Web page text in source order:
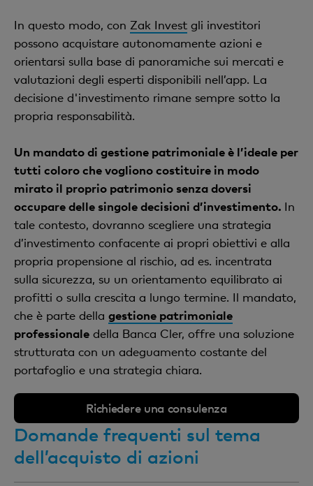
In questo modo, con Zak Invest gli investitori
possono acquistare autonomamente azioni e
orientarsi sulla base di panoramiche sui mercati e
valutazioni degli esperti disponibili nell’app. La
decisione d'investimento rimane sempre sotto la
propria responsabilità.
Un mandato di gestione patrimoniale è l’ideale per
tutti coloro che vogliono costituire in modo
mirato il proprio patrimonio senza doversi
occupare delle singole decisioni d’investimento. In
tale contesto, dovranno scegliere una strategia
d’investimento confacente ai propri obiettivi e alla
propria propensione al rischio, ad es. incentrata
sulla sicurezza, su un orientamento equilibrato ai
profitti o sulla crescita a lungo termine. Il mandato,
che è parte della gestione patrimoniale
professionale della Banca Cler, offre una soluzione
strutturata con un adeguamento costante del
portafoglio e una strategia chiara.
Richiedere una consulenza
Domande frequenti sul tema
dell’acquisto di azioni